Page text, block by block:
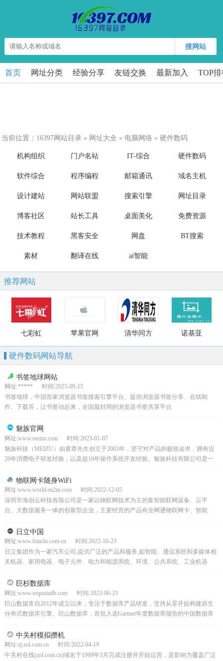
搜网站
首页 网址分类 经验分享 友链交换 最新加入 TOP
当前位置： 16397网站目录 » 网址大全 » 电脑网络 » 硬件数码
机构组织 门户名站 IT-综合 硬件数码
软件综合 程序编程 邮箱通讯 域名主机
设计建站 网站联盟 搜索引擎 网址目录
博客社区 站长工具 桌面美化 免费资源
技术教程 黑客安全 网盘 BT搜索
素材 翻译在线 ai智能
推荐网站
七彩虹 苹果官网 清华同方 诺基亚
硬件数码网站导航
书签地球网站
网址:***** 时间:2025-09-15
书签地球，中国首家浏览器书签搜索引擎平台。提供浏览器书签分享、在线制
作、下载等，让书签动起来，全国最好用的浏览器书签共享平台
魅族官网
网址:www.meizu.com 时间:2023-01-07
魅族科技（MEIZU）由黄章先生创立于2003年，坚守对产品的极致追求，拥有近
20年消费电子研发经验，以及超10年操作系统开发经验。魅族科技有限公司是一
物联网卡随身WiFi
网址:www.world-m2m.com 时间:2022-12-05
深圳市海创云科技有限公司是一家以物联网技术为主的集智能联网设备、云平
台、大数据服务一体的创新型企业，主要经营的产品有全网通物联网卡、智能
日立中国
网址:www.hitachi.com.cn 时间:2022-10-23
日立集团作为一家汽车公司,提供广泛的产品和服务,如智能、通信系统和多媒体相
关机器、家用电器、电子元件、电力和能源系统、环境、公共系统、工业机器
巨杉数据库
网址:www.sequoiadb.com 时间:2022-06-23
巨山数据库自2012年成立以来，专注于数据库产品研发，坚持从零开始构建原生
分布式数据库引擎。巨山数据库，首批入选Gartner年度数据库报告的中国数据库
中关村模拟攒机
网址:zj.zol.com.cn 时间:2022-04-19
中关村在线(zol.com.cn)域名于1999年3月完成注册并开始运营，是影响力覆盖广泛